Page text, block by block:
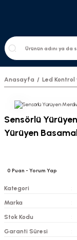
Anasayfa Led
Sensörlü
Yürüyen
0 Puan - Yorum Yap
Kategori
Marka
Stok Kodu
Garanti Süresi